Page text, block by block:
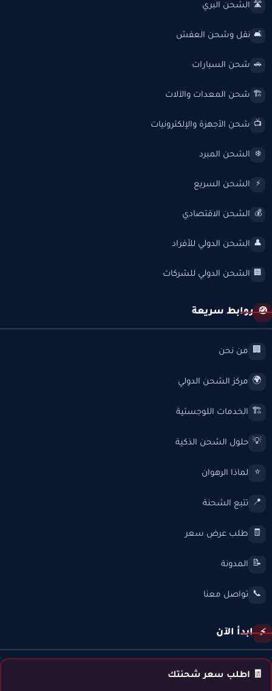
🛣️ الشحن البري
🛋️ نقل وشحن العفش
🚗 شحن السيارات
🏗️ شحن المعدات والآلات
📺 شحن الأجهزة والإلكترونيات
❄️ الشحن المبرد
⚡ الشحن السريع
💰 الشحن الاقتصادي
👤 الشحن الدولي للأفراد
🏢 الشحن الدولي للشركات
🧭 روابط سريعة
🏢 من نحن
🌍 مركز الشحن الدولي
🏗️ الخدمات اللوجستية
💡 حلول الشحن الذكية
⭐ لماذا الرهوان
📍 تتبع الشحنة
🧾 طلب عرض سعر
📝 المدونة
📞 تواصل معنا
⚡ ابدأ الآن
🧾 اطلب سعر شحنتك